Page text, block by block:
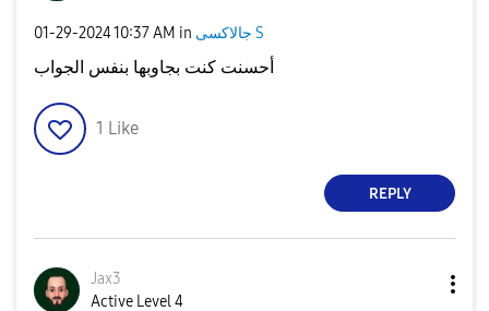
‎01-29-202410:37 AM in جالاكسى S
أحسنت كنت بجاوبها بنفس الجواب
1 Like
REPLY
Jax3
Active Level 4